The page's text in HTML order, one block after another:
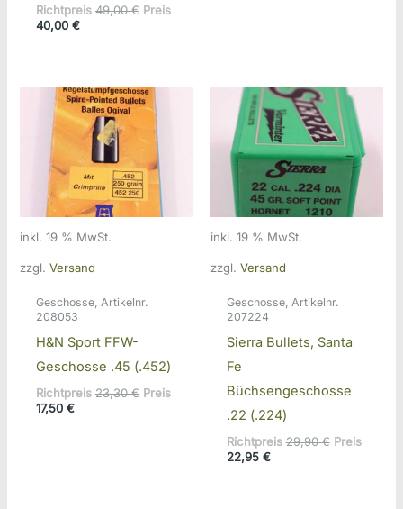
Richtpreis 49,00€ Ursprünglicher
Preis
40,00 €Aktueller
inkl. 19 % MwSt.
zzgl.Versand
Geschosse, Artikelnr.
208053
H&N Sport FFW-
Geschosse .45 (.452)
Richtpreis 23,30€ Ursprünglicher
Preis
17,50 €Aktueller
inkl. 19 % MwSt.
zzgl. Versand
Geschosse, Artikelnr.
207224
Sierra Bullets, Santa
Fe
Büchsengeschosse
.22 (.224)
Richtpreis 29,90€ Preis
22,95 €Aktueller